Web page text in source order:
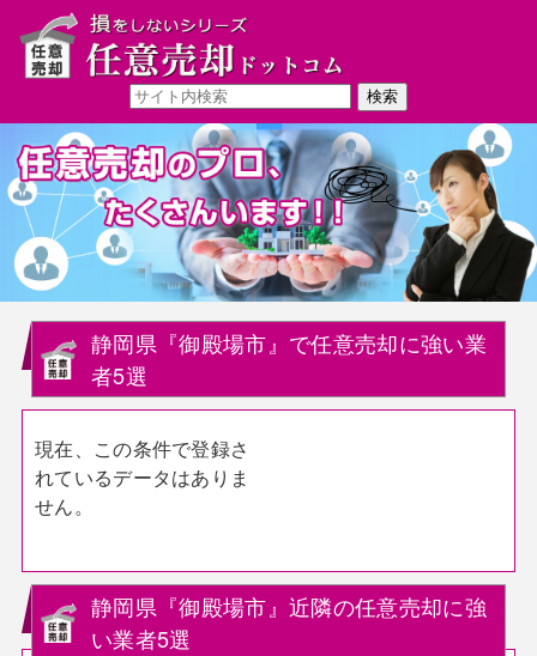
静岡県『御殿場市』で任意売却に強い業
者5選
現在、この条件で登録さ
れているデータはありま
せん。
静岡県『御殿場市』近隣の任意売却に強
い業者5選